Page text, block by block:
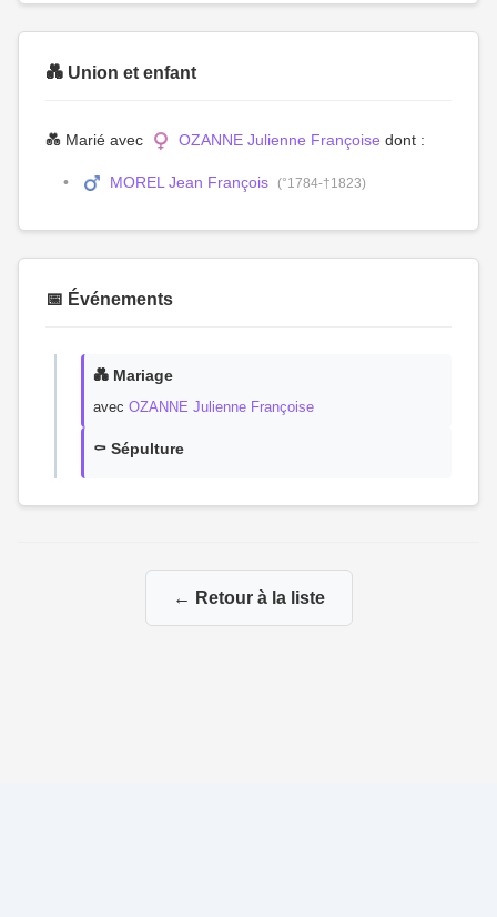
💑 Union et enfant
💑 Marié avec OZANNE Julienne Françoise dont :
MOREL Jean François (°1784-†1823)
📅 Événements
💑 Mariage
avec OZANNE Julienne Françoise
⚰️ Sépulture
← Retour à la liste